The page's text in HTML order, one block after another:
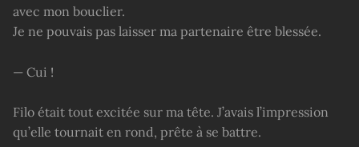
avec mon bouclier.
Je ne pouvais pas laisser ma partenaire être blessée.
— Cui !
Filo était tout excitée sur ma tête. J’avais l’impression
qu’elle tournait en rond, prête à se battre.